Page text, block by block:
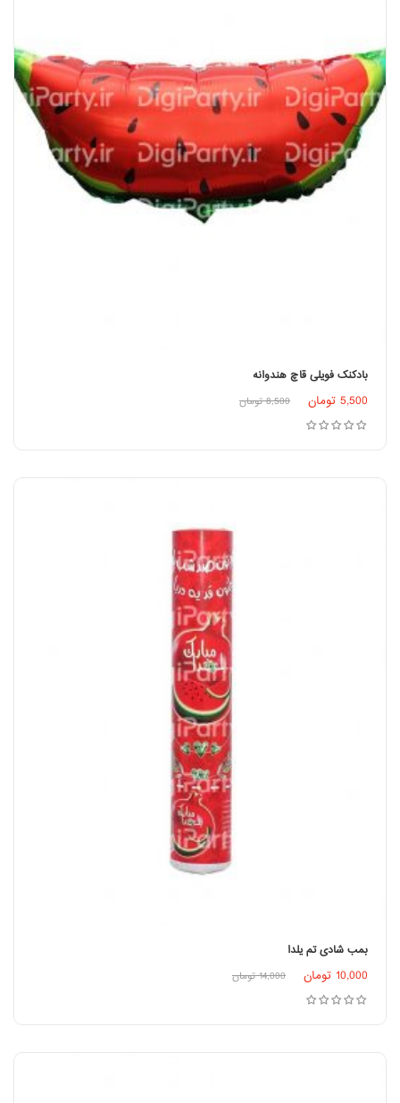
بادکنک فویلی قاچ هندوانه
5,500 تومان 8,500 تومان
بمب شادی تم یلدا
10,000 تومان 14,000 تومان